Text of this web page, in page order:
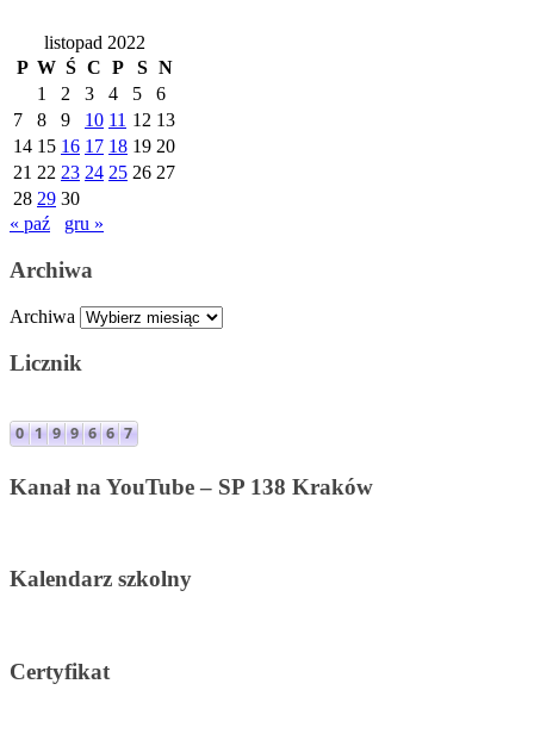
listopad 2022
P W Ś C P S N
1
2 3 4 5
6
7
8 9 10 11 12 13
14 15 16 17 18 19 20
21 22 23 24 25 26 27
28 29 30
« paź
gru »
Archiwa
Archiwa
Licznik
Kanał na YouTube – SP 138 Kraków
Kalendarz szkolny
Certyfikat